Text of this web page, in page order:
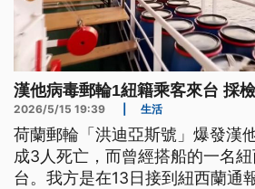
漢他病毒郵輪1紐籍乘客來台 採
2026/5/15 19:39 生活
荷蘭郵輪「洪迪亞斯號」爆發漢
成3人死亡，而曾經搭船的一名
台。我方是在13日接到紐西蘭通